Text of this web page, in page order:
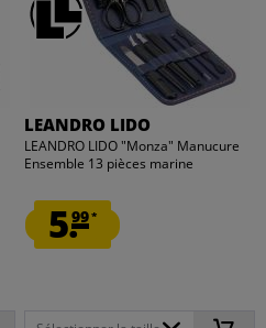
LEANDRO LIDO
LEANDRO LIDO "Monza" Manucure
Ensemble 13 pièces marine
5.99*